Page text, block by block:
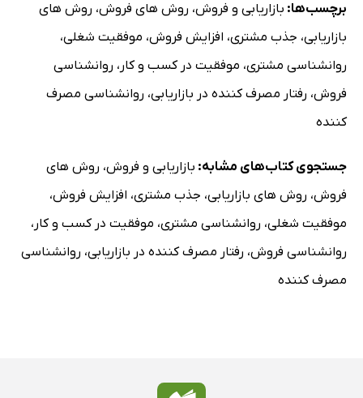
برچسب‌ها: بازاریابی و فروش، روش های فروش، روش های
بازاریابی، جذب مشتری، افزایش فروش، موفقیت شغلی،
روانشناسی مشتری، موفقیت در کسب و کار ، روانشناسی
فروش، رفتار مصرف کننده در بازاریابی، روانشناسی مصرف
کننده
جستجوی کتاب‌های مشابه: بازاریابی و فروش، روش های
فروش، روش های بازاریابی، جذب مشتری، افزایش فروش،
موفقیت شغلی، روانشناسی مشتری، موفقیت در کسب و کار ،
روانشناسی فروش، رفتار مصرف کننده در بازاریابی، روانشناسی
مصرف کننده